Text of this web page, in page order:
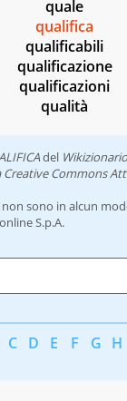
quale
qualifica
qualificabili
qualificazione
qualificazioni
qualità
del Wikizionario
Creative Commons
sono in alcun
S.p.A.
C D E F G H